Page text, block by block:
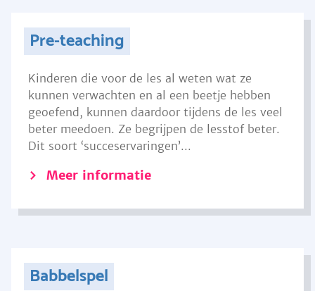
Pre-teaching
Kinderen die voor de les al weten wat ze
kunnen verwachten en al een beetje hebben
geoefend, kunnen daardoor tijdens de les veel
beter meedoen. Ze begrijpen de lesstof beter.
Dit soort ‘succeservaringen’...
Meer informatie
Babbelspel